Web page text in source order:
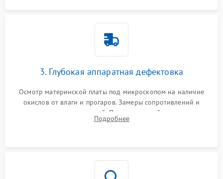
3. Глубокая аппаратная дефектовка
Осмотр материнской платы под микроскопом на наличие
окислов от влаги и прогаров. Замеры сопротивлений и
дежурных напряжений. Проверка цепей питания,
мультиконтроллера, процессора и видеочипа.
Подробнее